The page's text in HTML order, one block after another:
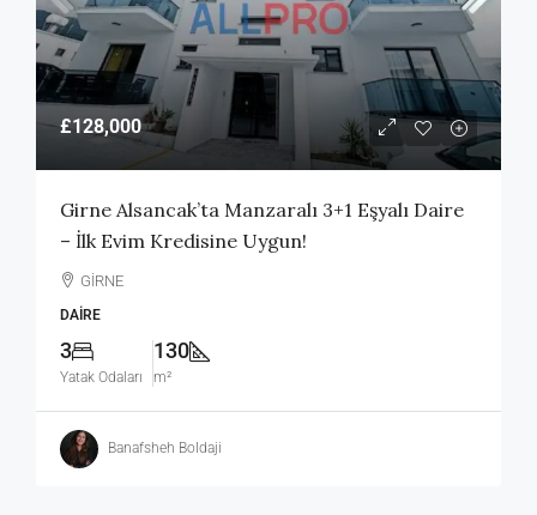
£128,000
Girne Alsancak’ta Manzaralı 3+1 Eşyalı Daire
– İlk Evim Kredisine Uygun!
GİRNE
DAIRE
3
Yatak Odaları
130
m²
Banafsheh Boldaji